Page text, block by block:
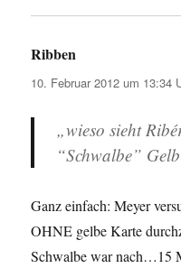
Ribben
10. Februar 2012 um 13:34
„wieso sieht
“Schwalbe”
Ganz einfach: Meyer
OHNE gelbe Karte
Schwalbe war nach…15